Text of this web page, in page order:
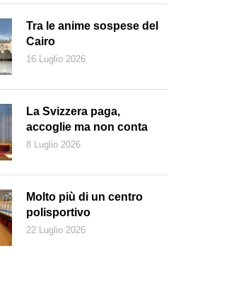
Tra le anime sospese del
Cairo
16 Luglio 2026
La Svizzera paga,
accoglie ma non conta
8 Luglio 2026
Molto più di un centro
polisportivo
22 Luglio 2026